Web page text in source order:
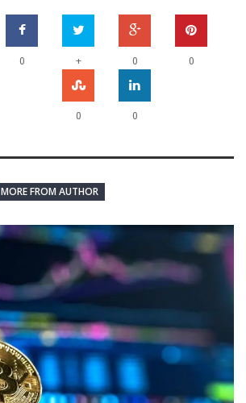
0 + 0 0
0 0
MORE FROM AUTHOR